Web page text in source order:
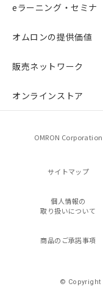
eラーニング・セミナ
オムロンの提供価値
販売ネットワーク
オンラインストア
OMRON Corporation
サイトマップ
個人情報の
取り扱いについて
商品のご承諾事項
© Copyright